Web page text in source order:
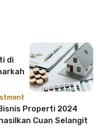
di
Properti 2024
Cuan Selangit